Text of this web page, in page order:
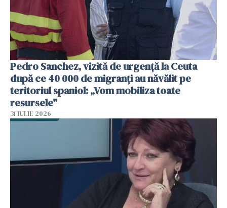
Pedro Sanchez, vizită de urgență la Ceuta
după ce 40 000 de migranți au năvălit pe
teritoriul spaniol: „Vom mobiliza toate
resursele"
31 IULIE 2026